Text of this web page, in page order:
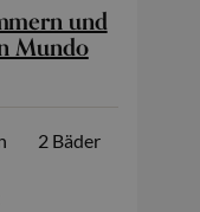
und
Mundo
2 Bäder